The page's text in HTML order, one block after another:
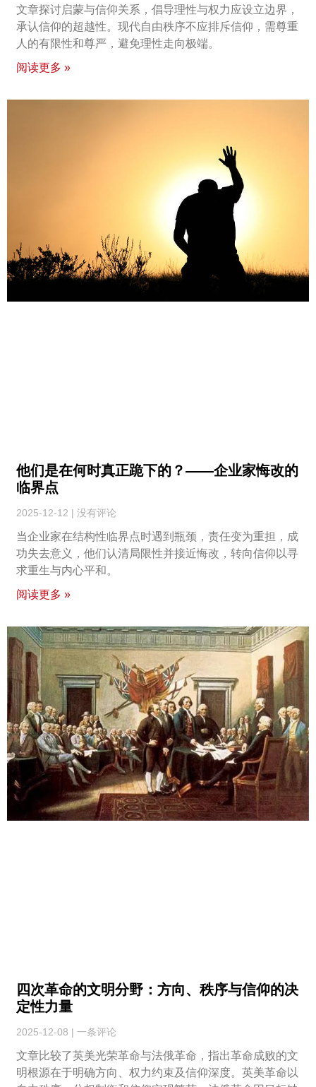
文章探讨启蒙与信仰关系，倡导理性与权力应设立边界，
承认信仰的超越性。现代自由秩序不应排斥信仰，需尊重
人的有限性和尊严，避免理性走向极端。
阅读更多 »
他们是在何时真正跪下的？——企业家悔改的
临界点
2025-12-12 没有评论
当企业家在结构性临界点时遇到瓶颈，责任变为重担，成
功失去意义，他们认清局限性并接近悔改，转向信仰以寻
求重生与内心平和。
阅读更多 »
四次革命的文明分野：方向、秩序与信仰的决
定性力量
2025-12-08 一条评论
文章比较了英美光荣革命与法俄革命，指出革命成败的文
明根源在于明确方向、权力约束及信仰深度。英美革命以